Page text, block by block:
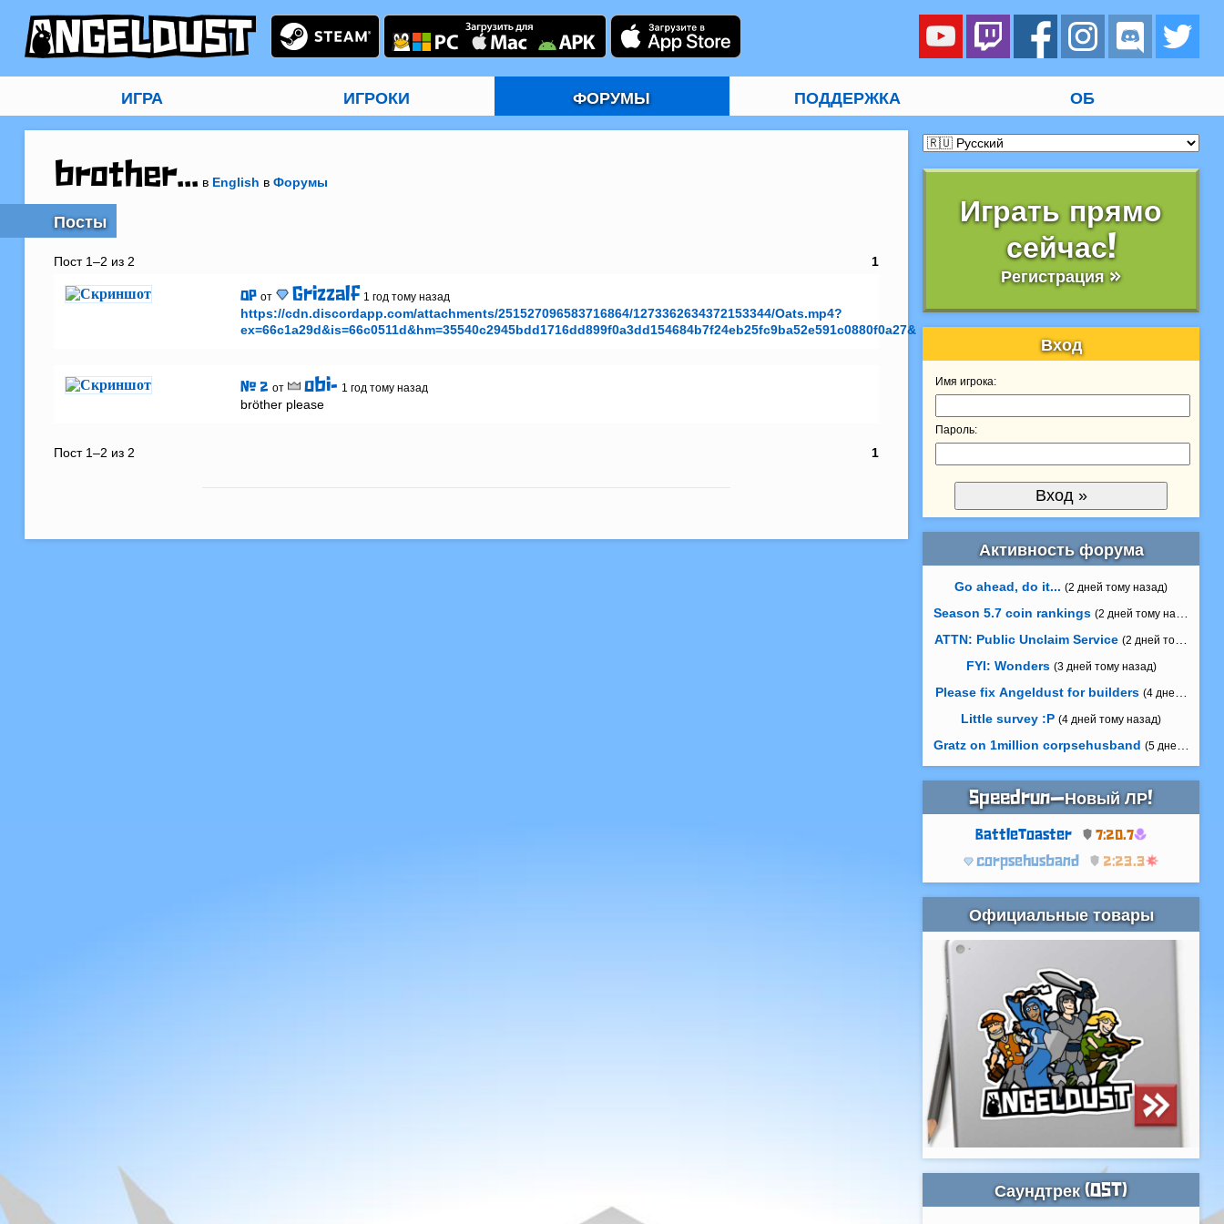
ИГРА ИГРОКИ ФОРУМЫ ПОДДЕРЖКА ОБ
brother... в English в Форумы
Посты
Пост 1–2 из 2 1
OP от Grizzalf 1 год тому назад
https://cdn.discordapp.com/attachments/251527096583716864/1273362634372153344/Oats.mp4?
ex=66c1a29d&is=66c0511d&hm=35540c2945bdd1716dd899f0a3dd154684b7f24eb25fc9ba52e591c0880f0a27&
# 2 от obi- 1 год тому назад
bröther please
Пост 1–2 из 2 1
Играть прямо
сейчас!
Регистрация »
Вход
Имя игрока:
Пароль:
Активность форума
Go ahead, do it... (2 дней тому назад)
Season 5.7 coin rankings (2 дней тому назад)
ATTN: Public Unclaim Service (2 дней тому
FYI: Wonders (3 дней тому назад)
Please fix Angeldust for builders (4 дней тому
Little survey :P (4 дней тому назад)
Gratz on 1million corpsehusband (5 дней тому
Speedrun—Новый ЛР!
BattleToaster
7:20.7
corpsehusband
2:23.3
Официальные товары
Саундтрек (OST)